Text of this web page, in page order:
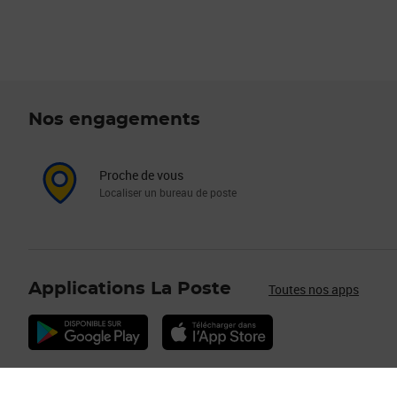
Nos engagements
Proche de vous
Localiser un bureau de poste
Applications La Poste Toutes nos apps